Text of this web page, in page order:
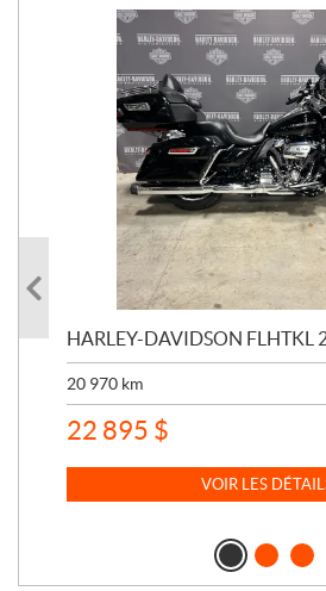
HARLEY-DAVIDSON FLHTKL
20 970 km
22 895 $
VOIR LES